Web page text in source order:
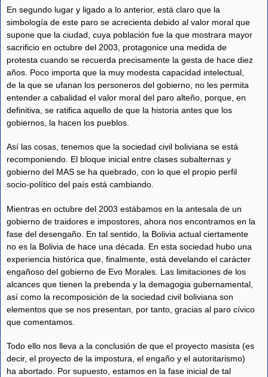
En segundo lugar y ligado a lo anterior, está claro que la
simbología de este paro se acrecienta debido al valor moral que
supone que la ciudad, cuya población fue la que mostrara mayor
sacrificio en octubre del 2003, protagonice una medida de
protesta cuando se recuerda precisamente la gesta de hace diez
años. Poco importa que la muy modesta capacidad intelectual,
de la que se ufanan los personeros del gobierno, no les permita
entender a cabalidad el valor moral del paro alteño, porque, en
definitiva, se ratifica aquello de que la historia antes que los
gobiernos, la hacen los pueblos.
Así las cosas, tenemos que la sociedad civil boliviana se está
recomponiendo. El bloque inicial entre clases subalternas y
gobierno del MAS se ha quebrado, con lo que el propio perfil
socio-político del país está cambiando.
Mientras en octubre del 2003 estábamos en la antesala de un
gobierno de traidores e impostores, ahora nos encontramos en la
fase del desengaño. En tal sentido, la Bolivia actual ciertamente
no es la Bolivia de hace una década. En esta sociedad hubo una
experiencia histórica que, finalmente, está develando el carácter
engañoso del gobierno de Evo Morales. Las limitaciones de los
alcances que tienen la prebenda y la demagogia gubernamental,
así como la recomposición de la sociedad civil boliviana son
elementos que se nos presentan, por tanto, gracias al paro cívico
que comentamos.
Todo ello nos lleva a la conclusión de que el proyecto masista (es
decir, el proyecto de la impostura, el engaño y el autoritarismo)
ha abortado. Por supuesto, estamos en la fase inicial de tal